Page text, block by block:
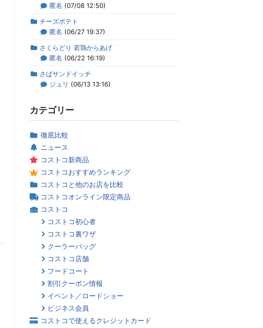
匿名 (07/08 12:50)
チーズポテト
匿名 (06/27 19:37)
さくらどり 若鶏からあげ
匿名 (06/22 16:19)
さばサンドイッチ
ジュリ (06/13 13:16)
カテゴリー
徹底比較
ニュース
コストコ新商品
コストコおすすめランキング
コストコと他のお店を比較
コストコオンライン限定商品
コストコ
コストコ初心者
コストコ裏ワザ
クーラーバッグ
コストコ店舗
フードコート
割引クーポン情報
イベント／ロードショー
ビジネス会員
コストコで使えるクレジットカード